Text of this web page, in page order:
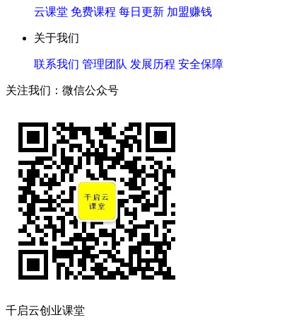
云课堂 免费课程 每日更新 加盟赚钱
关于我们
联系我们 管理团队 发展历程 安全保障
关注我们：微信公众号
千启云创业课堂